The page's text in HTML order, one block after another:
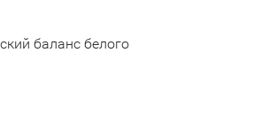
баланс белого